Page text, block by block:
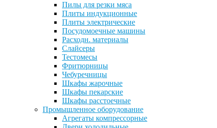
Пилы для резки мяса
Плиты индукционные
Плиты электрические
Посудомоечные машины
Расходн. материалы
Слайсеры
Тестомесы
Фритюрницы
Чебуречницы
Шкафы жарочные
Шкафы пекарские
Шкафы расстоечные
Промышленное оборудование
Агрегаты компрессорные